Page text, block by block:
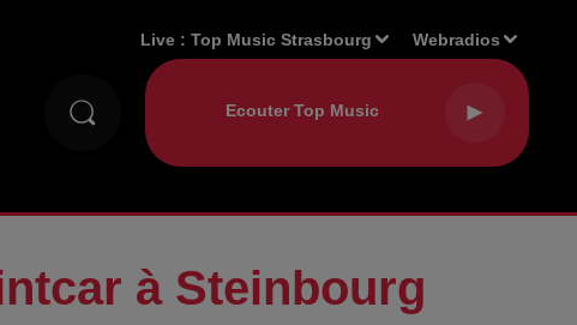
Live :Top Music Strasbourg Webradios
à Steinbourg